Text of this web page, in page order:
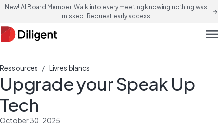
New! AI Board Member: Walk into every meeting knowing nothing was
missed. Request early access
arrow_forward
Ressources / Livres blancs
Upgrade your Speak Up
Tech
October 30, 2025